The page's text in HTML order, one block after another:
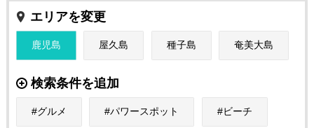
エリアを変更
鹿児島 屋久島 種子島 奄美大島
検索条件を追加
グルメ パワースポット ビーチ